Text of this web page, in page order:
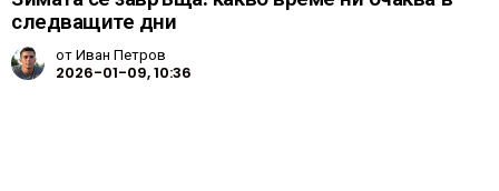
следващите дни
отИван Петров
2026-01-09, 10:36